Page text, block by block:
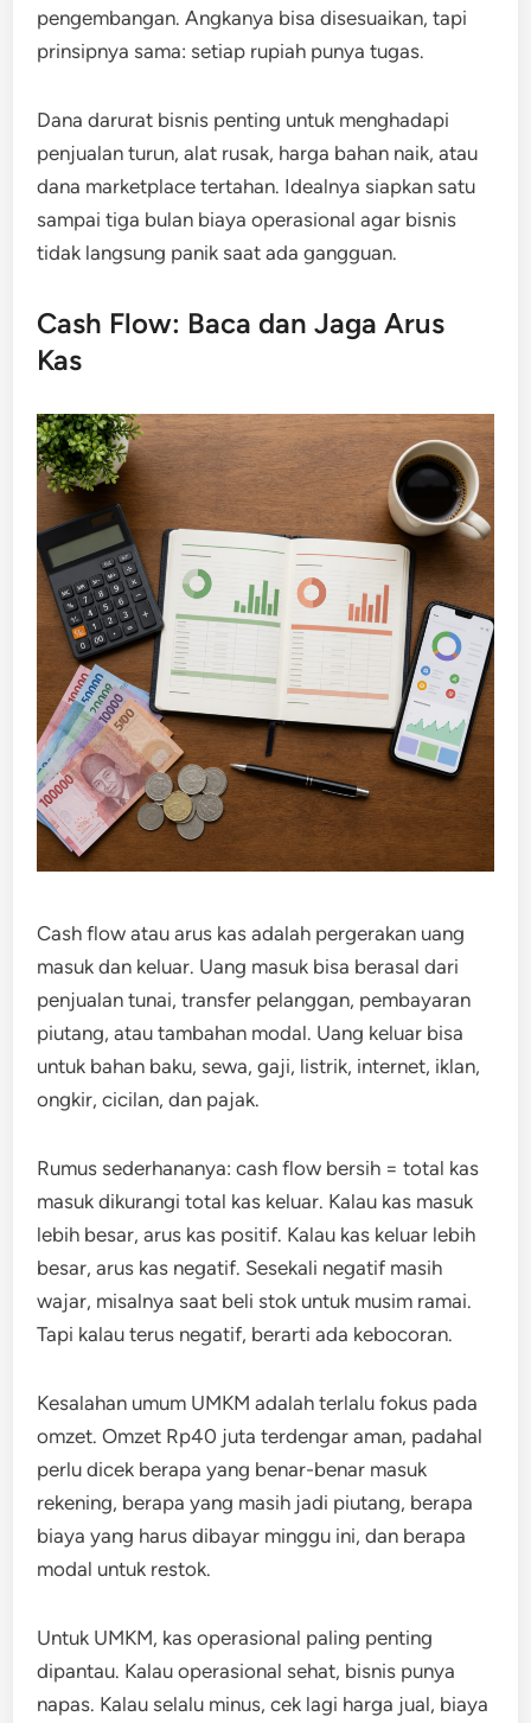
pengembangan. Angkanya bisa disesuaikan, tapi
prinsipnya sama: setiap rupiah punya tugas.
Dana darurat bisnis penting untuk menghadapi
penjualan turun, alat rusak, harga bahan naik, atau
dana marketplace tertahan. Idealnya siapkan satu
sampai tiga bulan biaya operasional agar bisnis
tidak langsung panik saat ada gangguan.
Cash Flow: Baca dan Jaga Arus
Kas
Cash flow atau arus kas adalah pergerakan uang
masuk dan keluar. Uang masuk bisa berasal dari
penjualan tunai, transfer pelanggan, pembayaran
piutang, atau tambahan modal. Uang keluar bisa
untuk bahan baku, sewa, gaji, listrik, internet, iklan,
ongkir, cicilan, dan pajak.
Rumus sederhananya: cash flow bersih = total kas
masuk dikurangi total kas keluar. Kalau kas masuk
lebih besar, arus kas positif. Kalau kas keluar lebih
besar, arus kas negatif. Sesekali negatif masih
wajar, misalnya saat beli stok untuk musim ramai.
Tapi kalau terus negatif, berarti ada kebocoran.
Kesalahan umum UMKM adalah terlalu fokus pada
omzet. Omzet Rp40 juta terdengar aman, padahal
perlu dicek berapa yang benar-benar masuk
rekening, berapa yang masih jadi piutang, berapa
biaya yang harus dibayar minggu ini, dan berapa
modal untuk restok.
Untuk UMKM, kas operasional paling penting
dipantau. Kalau operasional sehat, bisnis punya
napas. Kalau selalu minus, cek lagi harga jual, biaya